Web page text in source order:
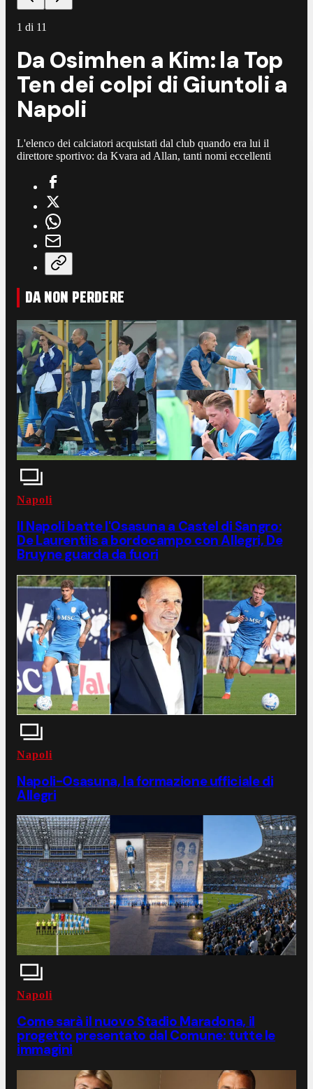
1 di 11
Da Osimhen a Kim: la Top
Ten dei colpi di Giuntoli a
Napoli
L'elenco dei calciatori acquistati dal club quando era lui il
direttore sportivo: da Kvara ad Allan, tanti nomi eccellenti
DA NON PERDERE
Napoli
Il Napoli batte l'Osasuna a Castel di Sangro:
De Laurentiis a bordocampo con Allegri, De
Bruyne guarda da fuori
Napoli
Napoli-Osasuna, la formazione ufficiale di
Allegri
Napoli
Come sarà il nuovo Stadio Maradona, il
progetto presentato dal Comune: tutte le
immagini